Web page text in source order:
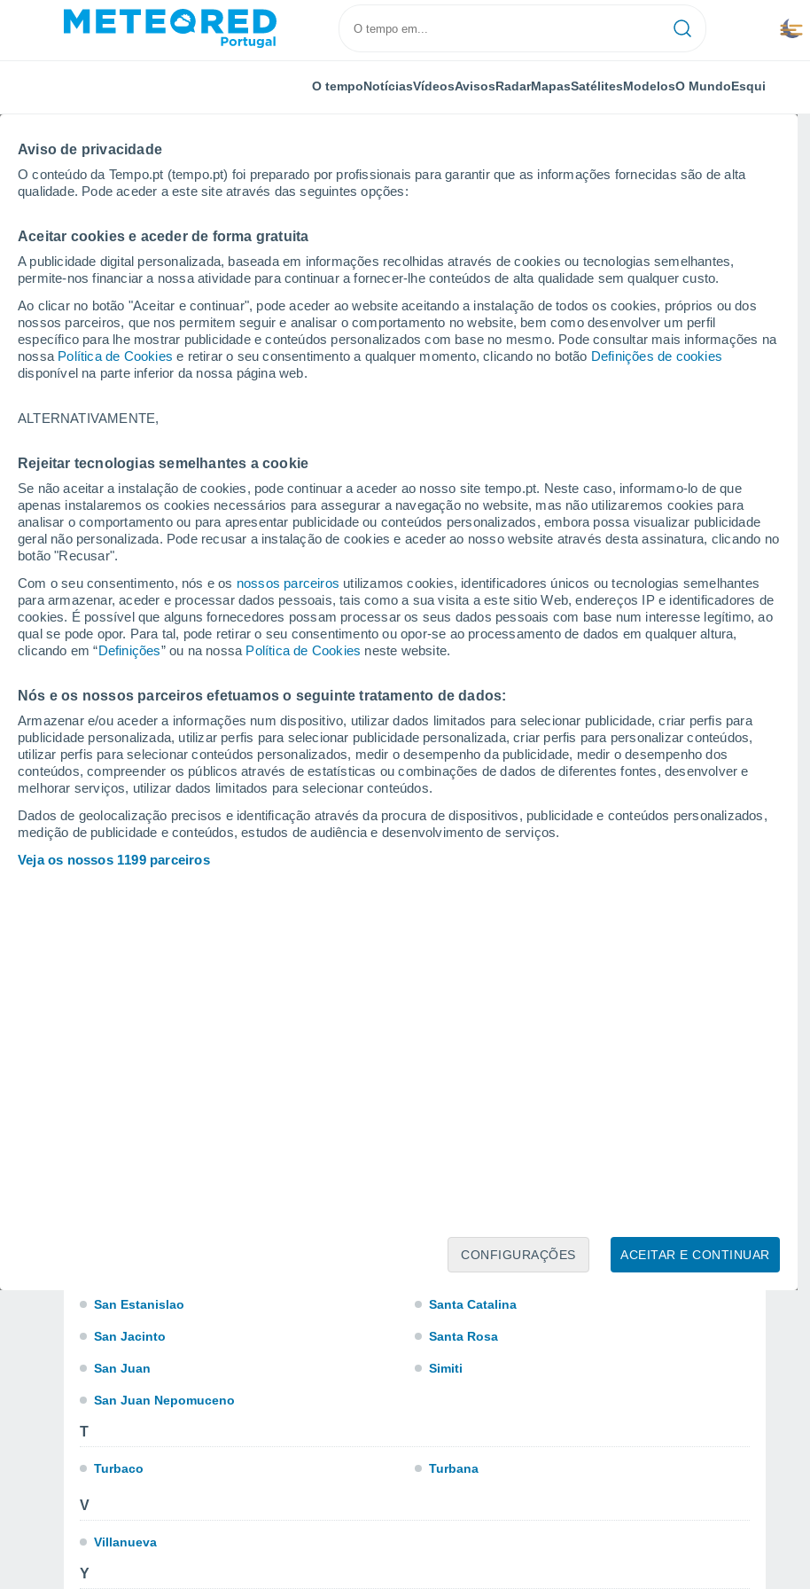
Aviso de privacidade
O conteúdo da Tempo.pt (tempo.pt) foi preparado por profissionais para garantir que as informações fornecidas são de alta
qualidade. Pode aceder a este site através das seguintes opções:
Aceitar cookies e aceder de forma gratuita
A publicidade digital personalizada, baseada em informações recolhidas através de cookies ou tecnologias semelhantes,
permite-nos financiar a nossa atividade para continuar a fornecer-lhe conteúdos de alta qualidade sem qualquer custo.
Ao clicar no botão "Aceitar e continuar", pode aceder ao website aceitando a instalação de todos os cookies, próprios ou dos
nossos parceiros, que nos permitem seguir e analisar o comportamento no website, bem como desenvolver um perfil
específico para lhe mostrar publicidade e conteúdos personalizados com base no mesmo. Pode consultar mais informações na
nossa Política de Cookies e retirar o seu consentimento a qualquer momento, clicando no botão Definições de cookies
disponível na parte inferior da nossa página web.
ALTERNATIVAMENTE,
Rejeitar tecnologias semelhantes a cookie
Se não aceitar a instalação de cookies, pode continuar a aceder ao nosso site tempo.pt. Neste caso, informamo-lo de que
apenas instalaremos os cookies necessários para assegurar a navegação no website, mas não utilizaremos cookies para
analisar o comportamento ou para apresentar publicidade ou conteúdos personalizados, embora possa visualizar publicidade
geral não personalizada. Pode recusar a instalação de cookies e aceder ao nosso website através desta assinatura, clicando no
botão "Recusar".
Com o seu consentimento, nós e os nossos parceiros utilizamos cookies, identificadores únicos ou tecnologias semelhantes
para armazenar, aceder e processar dados pessoais, tais como a sua visita a este sitio Web, endereços IP e identificadores de
cookies. É possível que alguns fornecedores possam processar os seus dados pessoais com base num interesse legítimo, ao
qual se pode opor. Para tal, pode retirar o seu consentimento ou opor-se ao processamento de dados em qualquer altura,
clicando em “Definições” ou na nossa Política de Cookies neste website.
Nós e os nossos parceiros efetuamos o seguinte tratamento de dados:
Armazenar e/ou aceder a informações num dispositivo, utilizar dados limitados para selecionar publicidade, criar perfis para
publicidade personalizada, utilizar perfis para selecionar publicidade personalizada, criar perfis para personalizar conteúdos,
utilizar perfis para selecionar conteúdos personalizados, medir o desempenho da publicidade, medir o desempenho dos
conteúdos, compreender os públicos através de estatísticas ou combinações de dados de diferentes fontes, desenvolver e
melhorar serviços, utilizar dados limitados para selecionar conteúdos.
Dados de geolocalização precisos e identificação através da procura de dispositivos, publicidade e conteúdos personalizados,
medição de publicidade e conteúdos, estudos de audiência e desenvolvimento de serviços.
Veja os nossos 1199 parceiros
ACEITAR E CONTINUAR
CONFIGURAÇÕES
O tempoNotíciasVídeosAvisosRadarMapasSatélitesModelosO MundoEsqui
Início Colômbia Departamento de Bolívar
O tempo em todos os lugares do Departamento
de Bolívar
O tempo em todos os lugares do Departamento de Bolívar
Achi Arjona
B
Barbosa
Barranco de Loba Boton de Leiva
C
Calamar
Cartagena das Índias
Chilloa
Corregimiento Calamar
E
El Carmen de Bolivar
El Retiro
Evitar
H
San Estanislao
San Jacinto
San Juan
San Juan Nepomuceno
Santa Catalina
Santa Rosa
Simiti
T
Turbaco Turbana
V
Villanueva
Y